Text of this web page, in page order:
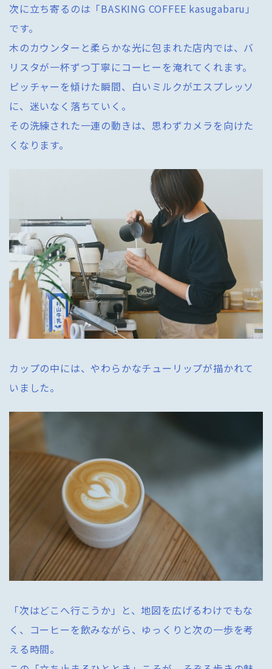
次に立ち寄るのは「BASKING COFFEE kasugabaru」
です。
木のカウンターと柔らかな光に包まれた店内では、バ
リスタが一杯ずつ丁寧にコーヒーを淹れてくれます。
ピッチャーを傾けた瞬間、白いミルクがエスプレッソ
に、迷いなく落ちていく。
その洗練された一連の動きは、思わずカメラを向けた
くなります。
カップの中には、やわらかなチューリップが描かれて
いました。
「次はどこへ行こうか」と、地図を広げるわけでもな
く、コーヒーを飲みながら、ゆっくりと次の一歩を考
える時間。